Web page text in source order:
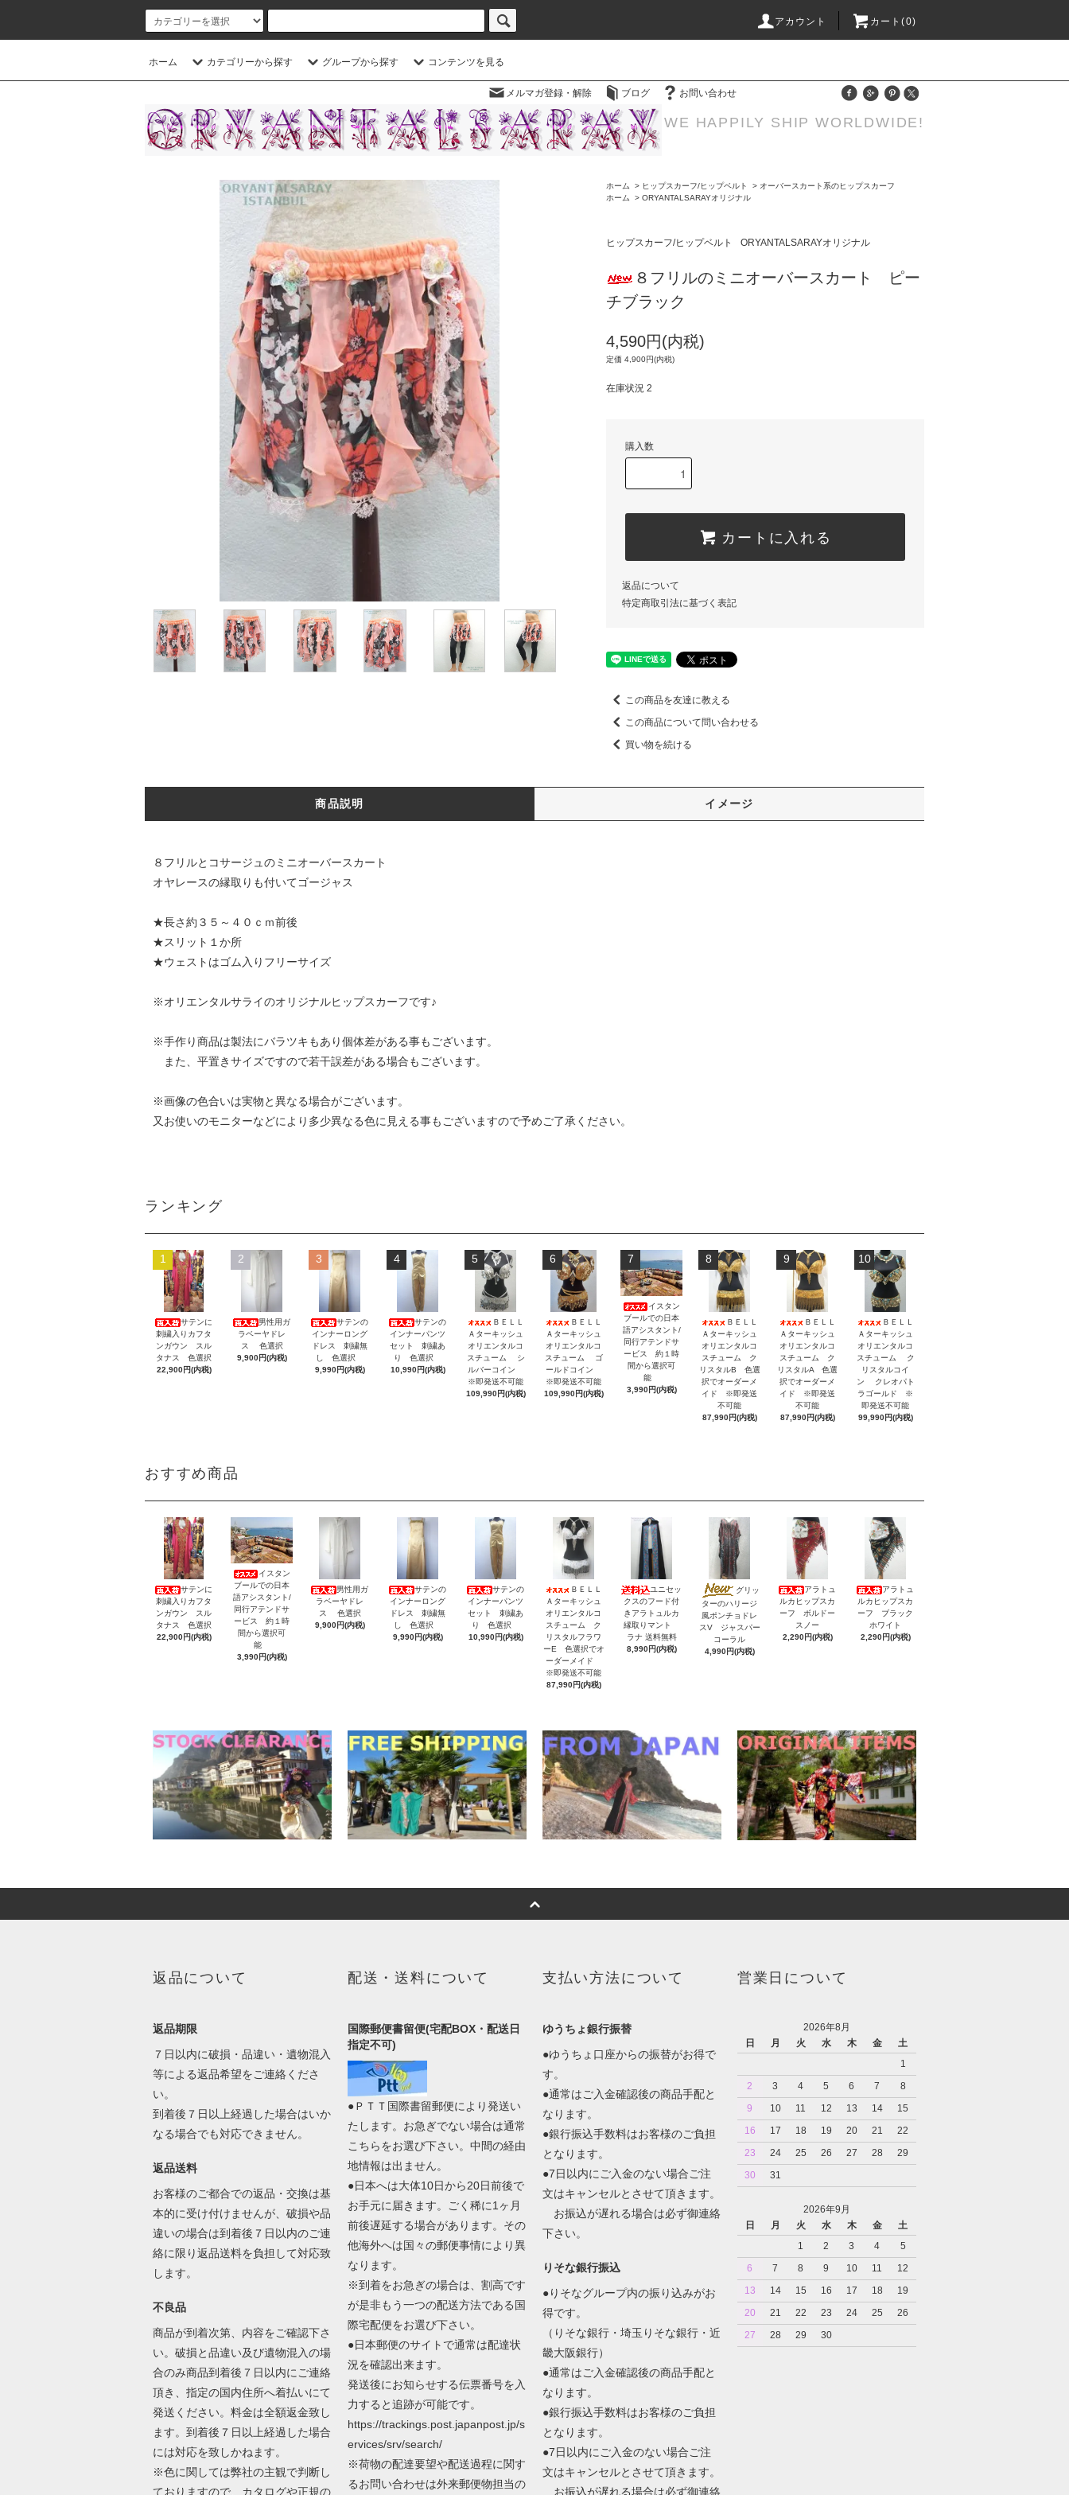
アカウント カート(0)
ホーム カテゴリーから探す グループから探す コンテンツを見る
メルマガ登録・解除 ブログ お問い合わせ
WE HAPPILY SHIP WORLDWIDE!
ホーム > ヒップスカーフ/ヒップベルト > オーバースカート系のヒップスカーフ
ホーム
> ORYANTALSARAYオリジナル
ヒップスカーフ/ヒップベルト ORYANTALSARAYオリジナル
８フリルのミニオーバースカート ピー
チブラック
4,590円(内税)
定価 4,900円(内税)
在庫状況 2
購入数
カートに入れる
返品について
特定商取引法に基づく表記
この商品を友達に教える
この商品について問い合わせる
買い物を続ける
商品説明 イメージ
８フリルとコサージュのミニオーバースカート
オヤレースの縁取りも付いてゴージャス
★長さ約３５～４０ｃｍ前後
★スリット１か所
★ウェストはゴム入りフリーサイズ
※オリエンタルサライのオリジナルヒップスカーフです♪
※手作り商品は製法にバラツキもあり個体差がある事もございます。
また、平置きサイズですので若干誤差がある場合もございます。
※画像の色合いは実物と異なる場合がございます。
又お使いのモニターなどにより多少異なる色に見える事もございますので予めご了承ください。
ランキング
1
サテンに
刺繍入りカフタ
ンガウン スル
タナス 色選択
22,900円(内税)
2
男性用ガ
ラベーヤドレ
ス 色選択
9,900円(内税)
3
サテンの
インナーロング
ドレス 刺繍無
し 色選択
9,990円(内税)
4
サテンの
インナーパンツ
セット 刺繍あ
り 色選択
10,990円(内税)
5
ＢＥＬＬ
Ａターキッシュ
オリエンタルコ
スチューム シ
ルバーコイン
※即発送不可能
109,990円(内税)
6
ＢＥＬＬ
Ａターキッシュ
オリエンタルコ
スチューム ゴ
ールドコイン
※即発送不可能
109,990円(内税)
7
イスタン
ブールでの日本
語アシスタント/
同行アテンドサ
ービス 約１時
間から選択可
能
3,990円(内税)
8
ＢＥＬＬ
Ａターキッシュ
オリエンタルコ
スチューム ク
リスタルB 色選
択でオーダーメ
イド ※即発送
不可能
87,990円(内税)
9
ＢＥＬＬ
Ａターキッシュ
オリエンタルコ
スチューム ク
リスタルA 色選
択でオーダーメ
イド ※即発送
不可能
87,990円(内税)
10
ＢＥＬＬ
Ａターキッシュ
オリエンタルコ
スチューム ク
リスタルコイ
ン クレオパト
ラゴールド ※
即発送不可能
99,990円(内税)
おすすめ商品
サテンに
刺繍入りカフタ
ンガウン スル
タナス 色選択
22,900円(内税)
イスタン
ブールでの日本
語アシスタント/
同行アテンドサ
ービス 約１時
間から選択可
能
3,990円(内税)
男性用ガ
ラベーヤドレ
ス 色選択
9,900円(内税)
サテンの
インナーロング
ドレス 刺繍無
し 色選択
9,990円(内税)
サテンの
インナーパンツ
セット 刺繍あ
り 色選択
10,990円(内税)
ＢＥＬＬ
Ａターキッシュ
オリエンタルコ
スチューム ク
リスタルフラワ
ーE 色選択でオ
ーダーメイド
※即発送不可能
87,990円(内税)
ユニセッ
クスのフード付
きアラトュルカ
縁取りマント
ラナ 送料無料
8,990円(内税)
グリッ
ターのハリージ
風ポンチョドレ
スV ジャスパー
コーラル
4,990円(内税)
アラトュ
ルカヒップスカ
ーフ ボルドー
スノー
2,290円(内税)
アラトュ
ルカヒップスカ
ーフ ブラック
ホワイト
2,290円(内税)
返品について
返品期限
７日以内に破損・品違い・遺物混入
等による返品希望をご連絡くださ
い。
到着後７日以上経過した場合はいか
なる場合でも対応できません。
返品送料
お客様のご都合での返品・交換は基
本的に受け付けませんが、破損や品
違いの場合は到着後７日以内のご連
絡に限り返品送料を負担して対応致
します。
不良品
商品が到着次第、内容をご確認下さ
い。破損と品違い及び遺物混入の場
合のみ商品到着後７日以内にご連絡
頂き、指定の国内住所へ着払いにて
発送ください。料金は全額返金致し
ます。到着後７日以上経過した場合
には対応を致しかねます。
※色に関しては弊社の主観で判断し
ておりますので、カタログや正規の
配送・送料について
国際郵便書留便(宅配BOX・配送日
指定不可)
●ＰＴＴ国際書留郵便により発送い
たします。お急ぎでない場合は通常
こちらをお選び下さい。中間の経由
地情報は出ません。
●日本へは大体10日から20日前後で
お手元に届きます。ごく稀に1ヶ月
前後遅延する場合があります。その
他海外へは国々の郵便事情により異
なります。
※到着をお急ぎの場合は、割高です
が是非もう一つの配送方法である国
際宅配便をお選び下さい。
●日本郵便のサイトで通常は配達状
況を確認出来ます。
発送後にお知らせする伝票番号を入
力すると追跡が可能です。
https://trackings.post.japanpost.jp/s
ervices/srv/search/
※荷物の配達要望や配送過程に関す
るお問い合わせは外来郵便物担当の
支払い方法について
ゆうちょ銀行振替
●ゆうちょ口座からの振替がお得で
す。
●通常はご入金確認後の商品手配と
なります。
●銀行振込手数料はお客様のご負担
となります。
●7日以内にご入金のない場合ご注
文はキャンセルとさせて頂きます。
お振込が遅れる場合は必ず御連絡
下さい。
りそな銀行振込
●りそなグループ内の振り込みがお
得です。
（りそな銀行・埼玉りそな銀行・近
畿大阪銀行）
●通常はご入金確認後の商品手配と
なります。
●銀行振込手数料はお客様のご負担
となります。
●7日以内にご入金のない場合ご注
文はキャンセルとさせて頂きます。
お振込が遅れる場合は必ず御連絡
営業日について
2026年8月
日
月 火 水 木 金
土
1
2
3 4 5 6 7
8
9
10 11 12 13 14
15
16
17 18 19 20 21
22
23
24 25 26 27 28
29
30
31
2026年9月
日
月 火 水 木 金
土
1
2 3 4
5
6
7 8 9 10 11
12
13
14 15 16 17 18
19
20
21 22 23 24 25
26
27
28 29 30